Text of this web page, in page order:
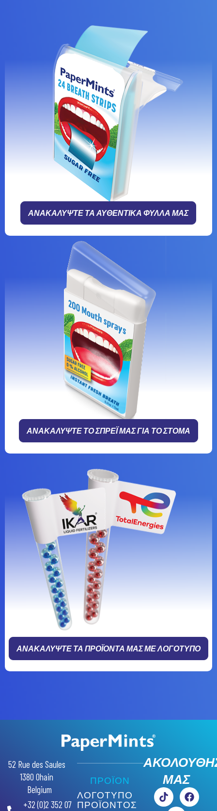
ΑΝΑΚΑΛΥΨΤΕ ΤΑ ΑΥΘΕΝΤΙΚΑ ΦΥΛΛΑ ΜΑΣ
ΑΝΑΚΑΛΥΨΤΕ ΤΟ ΣΠΡΕΪ ΜΑΣ ΓΙΑ ΤΟ ΣΤΟΜΑ
ΑΝΑΚΑΛΥΨΤΕ ΤΑ ΠΡΟΪΟΝΤΑ ΜΑΣ ΜΕ ΛΟΓΟΤΥΠΟ
52 Rue des Saules
1380 Ohain
Belgium
+32 (0)2 352 07
ΠΡΟΪΟΝ
ΛΟΓΟΤΥΠΟ
ΠΡΟΪΟΝΤΟΣ
ΜΑΣ
PT
PL
SW
RU